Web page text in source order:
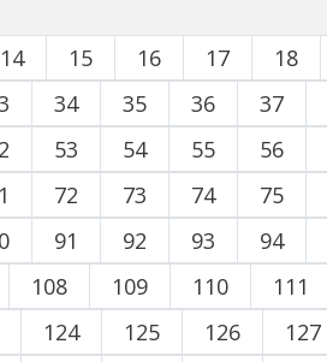
14 15 16 17 18
34 35 36 37
53 54 55 56
72 73 74 75
91 92 93 94
108 109 110 111
124 125 126 127